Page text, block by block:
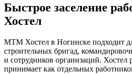
Быстрое заселение
Хостел
МТМ Хостел в Ногинске подходит
строительных бригад,
и сотрудников организаций. Хостел
принимает как отдельных